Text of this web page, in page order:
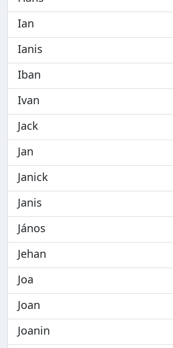
Ian
Ianis
Iban
Ivan
Jack
Jan
Janick
Janis
János
Jehan
Joa
Joan
Joanin